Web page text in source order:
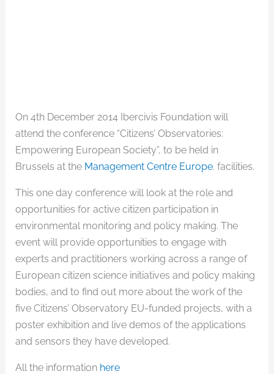
On 4th December 2014 Ibercivis Foundation will
attend the conference “Citizens’ Observatories:
Empowering European Society”, to be held in
Brussels at the Management Centre Europe. facilities.
This one day conference will look at the role and
opportunities for active citizen participation in
environmental monitoring and policy making. The
event will provide opportunities to engage with
experts and practitioners working across a range of
European citizen science initiatives and policy making
bodies, and to find out more about the work of the
five Citizens’ Observatory EU-funded projects, with a
poster exhibition and live demos of the applications
and sensors they have developed.
All the information here